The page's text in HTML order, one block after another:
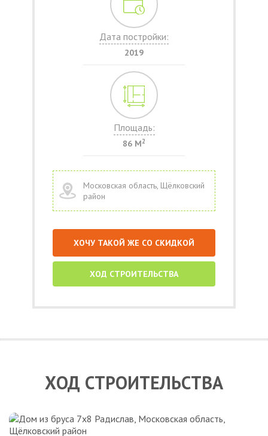
Дата постройки:
2019
Площадь:
86 М2
Московская область, Щёлковский
район
ХОЧУ ТАКОЙ ЖЕ СО СКИДКОЙ
ХОД СТРОИТЕЛЬСТВА
ХОД СТРОИТЕЛЬСТВА